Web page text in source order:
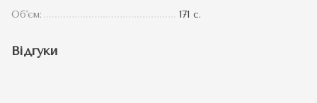
Об'єм: 171 с.
Відгуки